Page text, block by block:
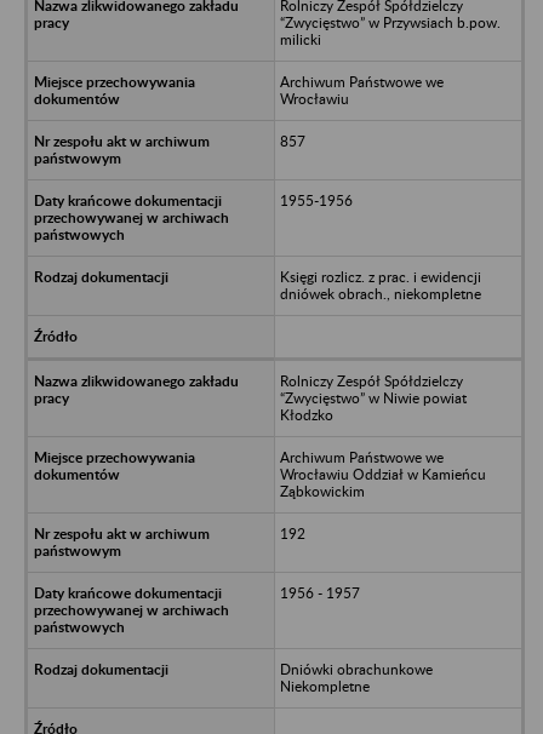
Rolniczy Zespół Spółdzielczy
“Zwycięstwo” w Przywsiach b.pow.
milicki
Archiwum Państwowe we
Wrocławiu
857
1955-1956
Księgi rozlicz. z prac. i ewidencji
dniówek obrach., niekompletne
Rolniczy Zespół Spółdzielczy
“Zwycięstwo” w Niwie powiat
Kłodzko
Archiwum Państwowe we
Wrocławiu Oddział w Kamieńcu
Ząbkowickim
192
1956 - 1957
Dniówki obrachunkowe
Niekompletne